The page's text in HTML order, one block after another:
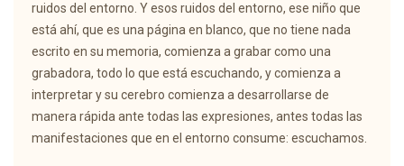
ruidos del entorno. Y esos ruidos del entorno, ese niño que
está ahí, que es una página en blanco, que no tiene nada
escrito en su memoria, comienza a grabar como una
grabadora, todo lo que está escuchando, y comienza a
interpretar y su cerebro comienza a desarrollarse de
manera rápida ante todas las expresiones, antes todas las
manifestaciones que en el entorno consume: escuchamos.